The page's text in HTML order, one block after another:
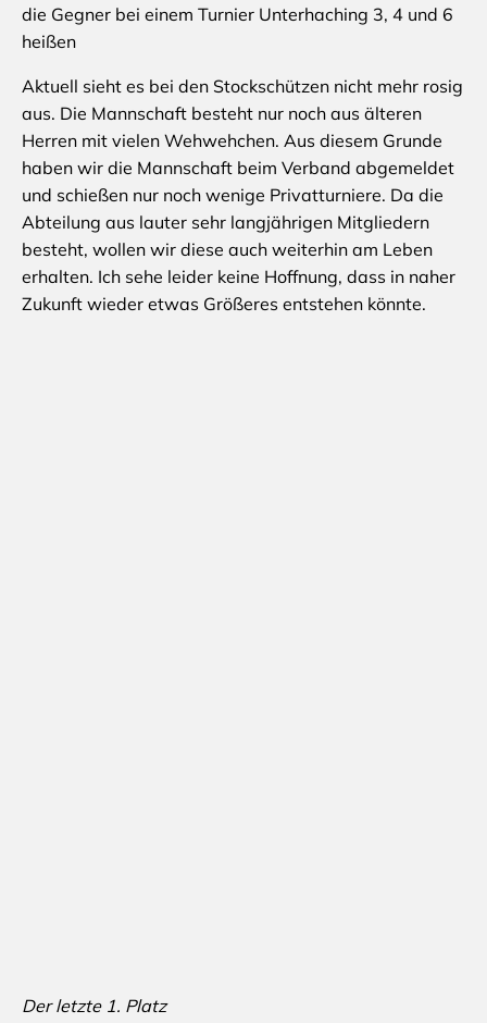
die Gegner bei einem Turnier Unterhaching 3, 4 und 6
heißen
Aktuell sieht es bei den Stockschützen nicht mehr rosig
aus. Die Mannschaft besteht nur noch aus älteren
Herren mit vielen Wehwehchen. Aus diesem Grunde
haben wir die Mannschaft beim Verband abgemeldet
und schießen nur noch wenige Privatturniere. Da die
Abteilung aus lauter sehr langjährigen Mitgliedern
besteht, wollen wir diese auch weiterhin am Leben
erhalten. Ich sehe leider keine Hoffnung, dass in naher
Zukunft wieder etwas Größeres entstehen könnte.
Der letzte 1. Platz